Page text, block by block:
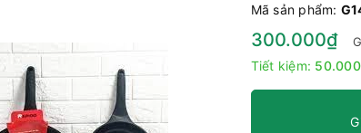
Mã sản phẩm:
300.000₫
Tiết kiệm: